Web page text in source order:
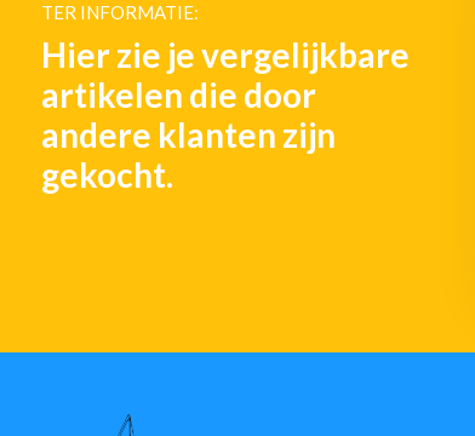
TER INFORMATIE:
Hier zie je vergelijkbare
artikelen die door
andere klanten zijn
gekocht.